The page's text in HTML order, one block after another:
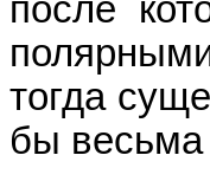
после
тогда
бы